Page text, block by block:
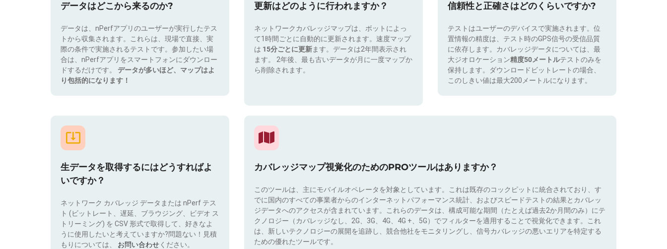
データはどこから来るのか?
データは、nPerfアプリのユーザーが実行したテス
トから収集されます。これらは、現場で直接、実
際の条件で実施されるテストです。参加したい場
合は、nPerfアプリをスマートフォンにダウンロー
ドするだけです。 データが多いほど、マップはよ
り包括的になります！
更新はどのように行われますか？
ネットワークカバレッジマップは、ボットによっ
て1時間ごとに自動的に更新されます。速度マップ
は 15分ごとに更新ます。データは2年間表示され
ます。 2年後、最も古いデータが月に一度マップか
ら削除されます。
信頼性と正確さはどのくらいですか?
テストはユーザーのデバイスで実施されます。位
置情報の精度は、テスト時のGPS信号の受信品質
に依存します。カバレッジデータについては、最
大ジオロケーション精度50メートルテストのみを
保持します。ダウンロードビットレートの場合、
このしきい値は最大200メートルになります。
生データを取得するにはどうすればよ
いですか？
ネットワーク カバレッジ データまたは nPerf テス
ト (ビットレート、遅延、ブラウジング、ビデオ ス
トリーミング) を CSV 形式で取得して、好きなよ
うに使用したいと考えていますか?問題ない！見積
もりについては、 お問い合わせください。
カバレッジマップ視覚化のためのPROツールはありますか？
このツールは、主にモバイルオペレータを対象としています。これは既存のコックピットに統合されており、す
でに国内のすべての事業者からのインターネットパフォーマンス統計、およびスピードテストの結果とカバレッ
ジデータへのアクセスが含まれています。これらのデータは、構成可能な期間（たとえば過去2か月間のみ）にテ
クノロジー（カバレッジなし、2G、3G、4G、4G +、5G）でフィルターを適用することで視覚化できます。これ
は、新しいテクノロジーの展開を追跡し、競合他社をモニタリングし、信号カバレッジの悪いエリアを特定する
ための優れたツールです。